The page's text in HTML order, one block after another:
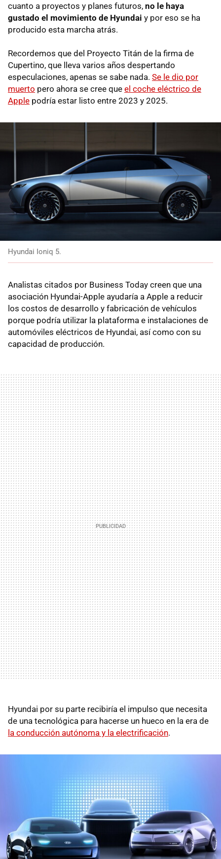
cuanto a proyectos y planes futuros, no le haya
gustado el movimiento de Hyundai y por eso se ha
producido esta marcha atrás.
Recordemos que del Proyecto Titán de la firma de
Cupertino, que lleva varios años despertando
especulaciones, apenas se sabe nada. Se le dio por
muerto pero ahora se cree que el coche eléctrico de
Apple podría estar listo entre 2023 y 2025.
Hyundai Ioniq 5.
Analistas citados por Business Today creen que una
asociación Hyundai-Apple ayudaría a Apple a reducir
los costos de desarrollo y fabricación de vehículos
porque podría utilizar la plataforma e instalaciones de
automóviles eléctricos de Hyundai, así como con su
capacidad de producción.
Hyundai por su parte recibiría el impulso que necesita
de una tecnológica para hacerse un hueco en la era de
la conducción autónoma y la electrificación.